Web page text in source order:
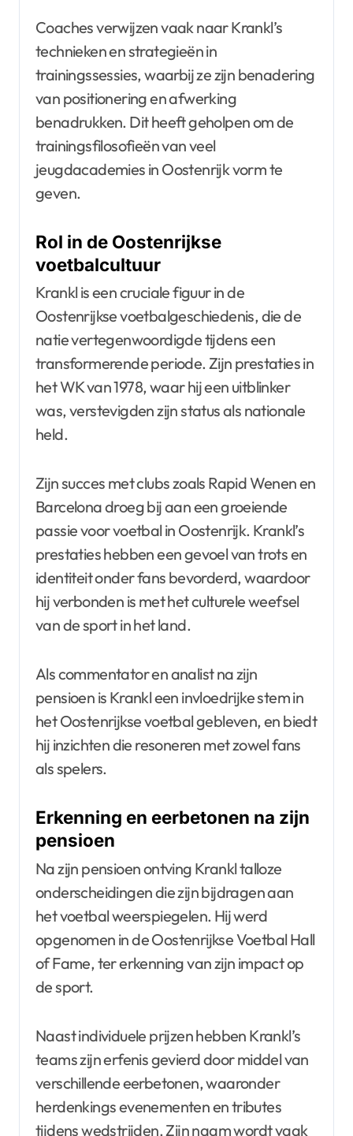
Coaches verwijzen vaak naar Krankl’s
technieken en strategieën in
trainingssessies, waarbij ze zijn benadering
van positionering en afwerking
benadrukken. Dit heeft geholpen om de
trainingsfilosofieën van veel
jeugdacademies in Oostenrijk vorm te
geven.
Rol in de Oostenrijkse
voetbalcultuur
Krankl is een cruciale figuur in de
Oostenrijkse voetbalgeschiedenis, die de
natie vertegenwoordigde tijdens een
transformerende periode. Zijn prestaties in
het WK van 1978, waar hij een uitblinker
was, verstevigden zijn status als nationale
held.
Zijn succes met clubs zoals Rapid Wenen en
Barcelona droeg bij aan een groeiende
passie voor voetbal in Oostenrijk. Krankl’s
prestaties hebben een gevoel van trots en
identiteit onder fans bevorderd, waardoor
hij verbonden is met het culturele weefsel
van de sport in het land.
Als commentator en analist na zijn
pensioen is Krankl een invloedrijke stem in
het Oostenrijkse voetbal gebleven, en biedt
hij inzichten die resoneren met zowel fans
als spelers.
Erkenning en eerbetonen na zijn
pensioen
Na zijn pensioen ontving Krankl talloze
onderscheidingen die zijn bijdragen aan
het voetbal weerspiegelen. Hij werd
opgenomen in de Oostenrijkse Voetbal Hall
of Fame, ter erkenning van zijn impact op
de sport.
Naast individuele prijzen hebben Krankl’s
teams zijn erfenis gevierd door middel van
verschillende eerbetonen, waaronder
herdenkings evenementen en tributes
tijdens wedstrijden. Zijn naam wordt vaak